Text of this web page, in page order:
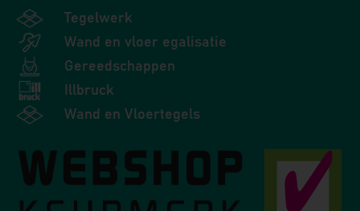
Tegelwerk
Wand en vloer egalisatie
Gereedschappen
Illbruck
Wand en Vloertegels